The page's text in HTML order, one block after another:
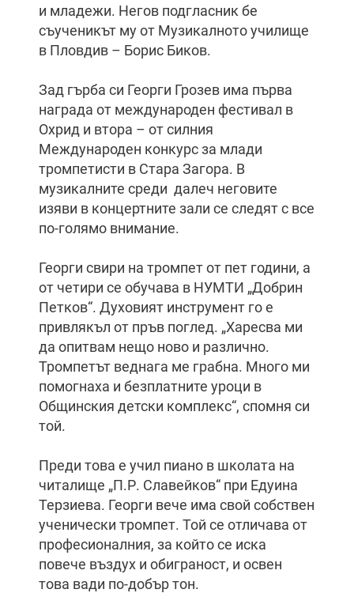
и младежи. Негов подгласник бе
съученикът му от Музикалното училище
в Пловдив – Борис Биков.
Зад гърба си Георги Грозев има първа
награда от международен фестивал в
Охрид и втора – от силния
Международен конкурс за млади
тромпетисти в Стара Загора. В
музикалните среди далеч неговите
изяви в концертните зали се следят с все
по-голямо внимание.
Георги свири на тромпет от пет години, а
от четири се обучава в НУМТИ „Добрин
Петков“. Духовият инструмент го е
привлякъл от пръв поглед. „Харесва ми
да опитвам нещо ново и различно.
Тромпетът веднага ме грабна. Много ми
помогнаха и безплатните уроци в
Общинския детски комплекс“, спомня си
той.
Преди това е учил пиано в школата на
читалище „П.Р. Славейков“ при Едуина
Терзиева. Георги вече има свой собствен
ученически тромпет. Той се отличава от
професионалния, за който се иска
повече въздух и обиграност, и освен
това вади по-добър тон.